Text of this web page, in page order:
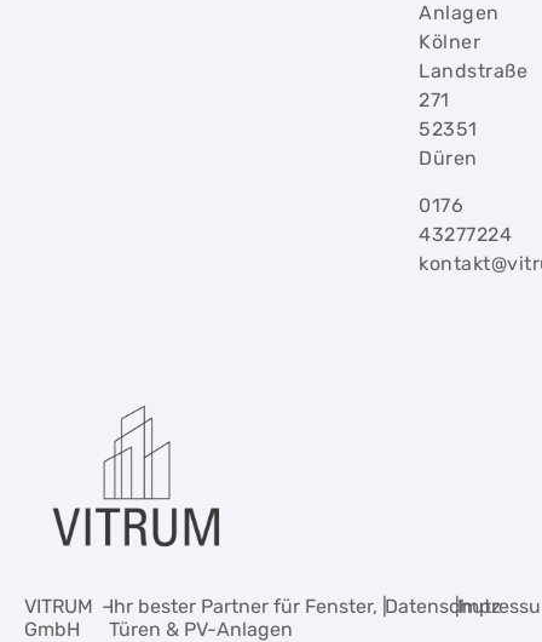
Anlagen
Kölner
Landstraße
271
52351
Düren
0176
43277224
VITRUM
GmbH
–Ihr bester Partner für Fenster,
Türen & PV-Anlagen
|Datenschutz
|